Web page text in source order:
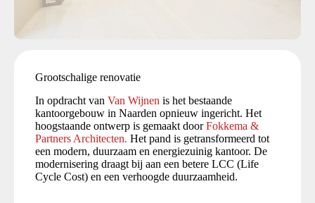
Grootschalige renovatie
In opdracht van Van Wijnen is het bestaande
kantoorgebouw in Naarden opnieuw ingericht. Het
hoogstaande ontwerp is gemaakt doorFokkema &
Partners Architecten. Het pand is getransformeerd tot
een modern, duurzaam en energiezuinig kantoor. De
modernisering draagt bij aan een betere LCC (Life
Cycle Cost) en een verhoogde duurzaamheid.